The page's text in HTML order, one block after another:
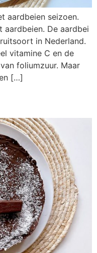
aardbeien seizoen.
aardbeien. De aardbei
in Nederland.
vitamine C en de
foliumzuur. Maar
[…]